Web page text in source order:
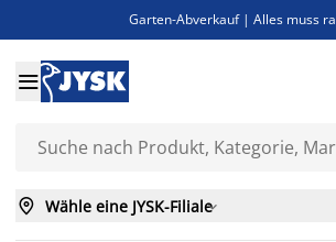
Garten-Abverkauf | Alles muss
Bist du Unternehmer? Entdecke
Esszimmerstuhl ADSLEV um nur

 Wähle eine JYSK-Filiale